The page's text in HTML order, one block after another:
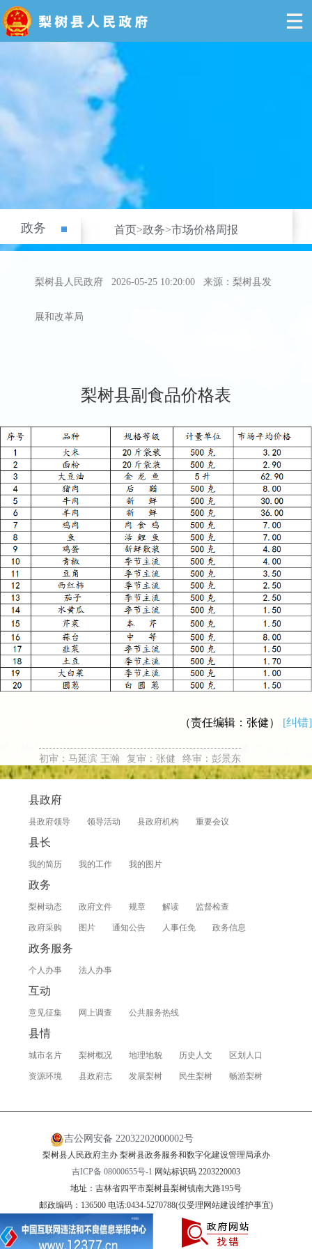
政务 首页>政务>市场价格周报
梨树县人民政府 2026-05-25 10:20:00 来源：梨树县发
展和改革局
梨树县副食品价格表
（责任编辑：张健） [纠错]
初审：马延滨 王瀚 复审：张健 终审：彭景东
县政府
县政府领导 领导活动 县政府机构 重要会议
县长
我的简历 我的工作 我的图片
政务
梨树动态 政府文件 规章 解读 监督检查
政府采购 图片 通知公告 人事任免 政务信息
政务服务
个人办事 法人办事
互动
意见征集 网上调查 公共服务热线
县情
城市名片 梨树概况 地理地貌 历史人文 区划人口
资源环境 县政府志 发展梨树 民生梨树 畅游梨树
吉公网安备 22032202000002号
梨树县人民政府主办 梨树县政务服务和数字化建设管理局承办
吉ICP备 08000655号-1 网站标识码 2203220003
地址：吉林省四平市梨树县梨树镇南大路195号
邮政编码：136500 电话:0434-5270788(仅受理网站建设维护事宜)